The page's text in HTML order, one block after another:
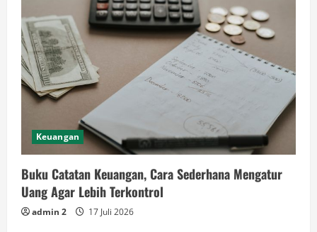
Keuangan
Buku Catatan Keuangan, Cara Sederhana Mengatur
Uang Agar Lebih Terkontrol
admin 2 17 Juli 2026